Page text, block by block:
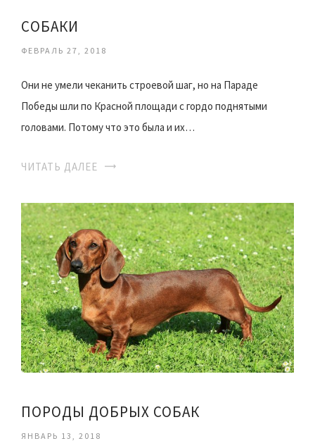
CОБАКИ
ФЕВРАЛЬ 27, 2018
Они не умели чеканить строевой шаг, но на Параде
Победы шли по Красной площади с гордо поднятыми
головами. Потому что это была и их…
ЧИТАТЬ ДАЛЕЕ
ПОРОДЫ ДОБРЫХ СОБАК
ЯНВАРЬ 13, 2018